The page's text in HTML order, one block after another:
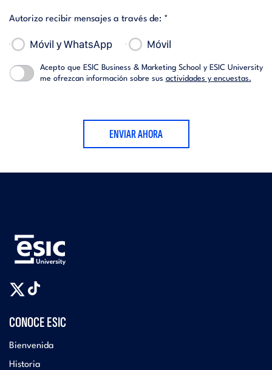
Autorizo recibir mensajes a través de: *
Móvil y WhatsApp Móvil
Acepto que ESIC Business & Marketing School y ESIC University
me ofrezcan información sobre sus actividades y encuestas.
ENVIAR AHORA
CONOCE ESIC
Bienvenida
Historia